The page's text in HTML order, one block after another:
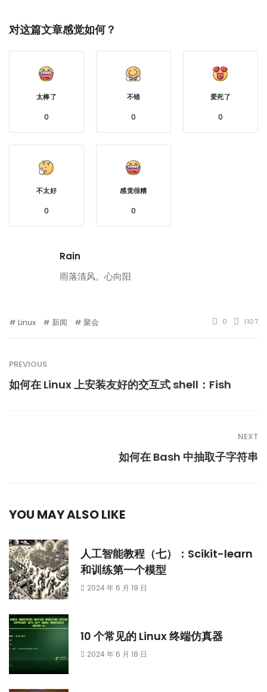
对这篇文章感觉如何？
太棒了
0
不错
0
爱死了
0
不太好
0
感觉很糟
0
Rain
雨落清风。心向阳
Linux 新闻 聚会 0 1107
PREVIOUS
如何在 Linux 上安装友好的交互式 shell：Fish
NEXT
如何在 Bash 中抽取子字符串
YOU MAY ALSO LIKE
人工智能教程（七）：Scikit-learn
和训练第一个模型
2024 年 6 月 19 日
10 个常见的 Linux 终端仿真器
2024 年 6 月 18 日